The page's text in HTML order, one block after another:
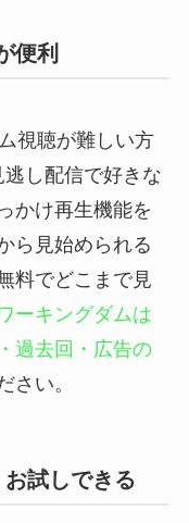
便利
視聴が難しい方
し配信で好きな
かけ再生機能を
ら見始められる
料でどこまで見
ーキングダムは
過去回・広告の
さい。
試しできる